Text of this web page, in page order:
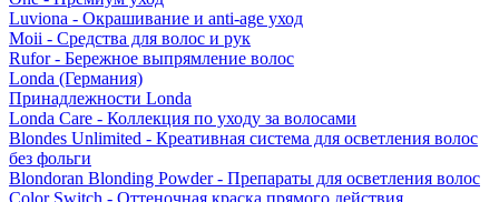
Luviona - Окрашивание и anti-age уход
Moii - Средства для волос и рук
Rufor - Бережное выпрямление волос
Londa (Германия)
Принадлежности Londa
Londa Care - Коллекция по уходу за волосами
Blondes Unlimited - Креативная система для осветления волос
без фольги
Blondoran Blonding Powder - Препараты для осветления волос
Color Switch - Оттеночная краска прямого действия